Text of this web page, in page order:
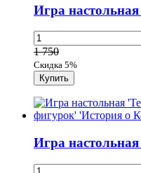
Игра
1 750
Скидка 5%
Игра